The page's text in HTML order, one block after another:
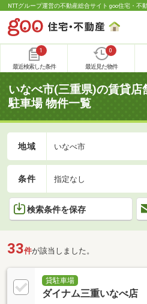
NTTグループ運営の不動産総合サイト goo住宅・不
1
最近検索した条件
0
最近見た物件
いなべ市(三重県)の賃貸
駐車場 物件一覧
地域 いなべ市
条件 指定なし
検索条件を保存
33件が該当しました。
貸駐車場
ダイナム三重いなべ店